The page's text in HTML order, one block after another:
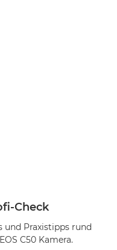
Check
und Praxistipps rund
C50 Kamera.